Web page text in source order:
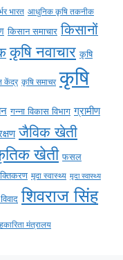
भारत आधुनिक कृषि तकनीक
किसान समाचार किसानों
कृषि नवाचार कृषि
केंद्र कृषि समाचर कृषि
गन्ना विकास विभाग ग्रामीण
जैविक खेती
खेती फसल
मृदा स्वास्थ्य मृदा स्वास्थ्य
शिवराज सिंह
मंत्रालय